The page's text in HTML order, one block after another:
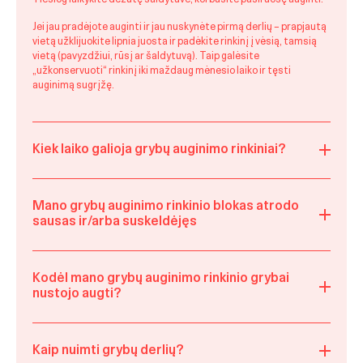
Jei jau pradėjote auginti ir jau nuskynėte pirmą derlių – prapjautą
vietą užklijuokite lipnia juosta ir padėkite rinkinį į vėsią, tamsią
vietą (pavyzdžiui, rūsį ar šaldytuvą). Taip galėsite
„užkonservuoti“ rinkinį iki maždaug mėnesio laiko ir tęsti
auginimą sugrįžę.
Kiek laiko galioja grybų auginimo rinkiniai?
Mano grybų auginimo rinkinio blokas atrodo
sausas ir/arba suskeldėjęs
Kodėl mano grybų auginimo rinkinio grybai
nustojo augti?
Kaip nuimti grybų derlių?